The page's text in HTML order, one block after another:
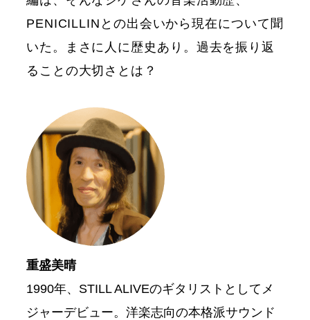
PENICILLINとの出会いから現在について聞
いた。まさに人に歴史あり。過去を振り返
ることの大切さとは？
重盛美晴
1990年、STILL ALIVEのギタリストとしてメ
ジャーデビュー。洋楽志向の本格派サウンド